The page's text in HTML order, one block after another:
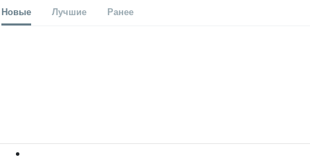
Новые Лучшие Ранее